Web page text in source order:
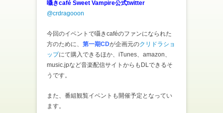
囁きcafé Sweet Vampire公式twitter
@crdragooon
今回のイベントで囁きcaféのファンになられた
方のために、 第一期CDが企画元のクリドラショ
ップにて購入できるほか、iTunes、amazon、
music.jpなど音楽配信サイトからもDLできるそ
うです。
また、番組観覧イベントも開催予定となってい
ます。